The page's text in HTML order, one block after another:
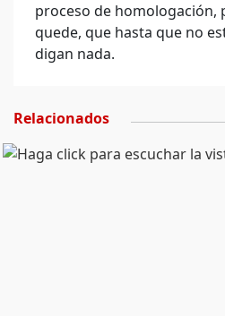
proceso de homologación,
quede, que hasta que no
digan nada.
Relacionados